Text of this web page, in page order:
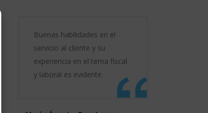
Buenas habilidades en el
servicio al cliente y su
experiencia en el tema fiscal
y laboral es evidente.